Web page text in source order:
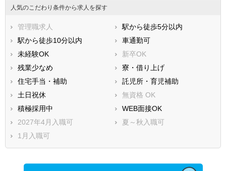
人気のこだわり条件から求人を探す
管理職求人
駅から徒歩5分以内
駅から徒歩10分以内
車通勤可
未経験OK
新卒OK
残業少なめ
寮・借り上げ
住宅手当・補助
託児所・育児補助
土日祝休
無資格 OK
積極採用中
WEB面接OK
2027年4月入職可
夏～秋入職可
1月入職可